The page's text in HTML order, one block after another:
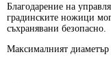
Благодарение на
градинските ножици
съхранявани безопасно.
Максималният диаметър